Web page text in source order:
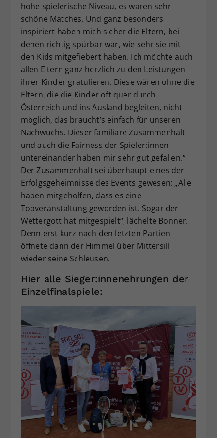
hohe spielerische Niveau, es waren sehr
schöne Matches. Und ganz besonders
inspiriert haben mich sicher die Eltern, bei
denen richtig spürbar war, wie sehr sie mit
den Kids mitgefiebert haben. Ich möchte auch
allen Eltern ganz herzlich zu den Leistungen
ihrer Kinder gratulieren. Diese wären ohne die
Eltern, die die Kinder oft quer durch
Österreich und ins Ausland begleiten, nicht
möglich, das braucht’s einfach für unseren
Nachwuchs. Dieser familiäre Zusammenhalt
und auch die Fairness der Spieler:innen
untereinander haben mir sehr gut gefallen.“
Der Zusammenhalt sei überhaupt eines der
Erfolgsgeheimnisse des Events gewesen: „Alle
haben mitgeholfen, dass es eine
Topveranstaltung geworden ist. Sogar der
Wettergott hat mitgespielt“, lächelte Bonner.
Denn erst kurz nach den letzten Partien
öffnete dann der Himmel über Mittersill
wieder seine Schleusen.
Hier alle Sieger:innenehrungen der
Einzelfinalspiele: